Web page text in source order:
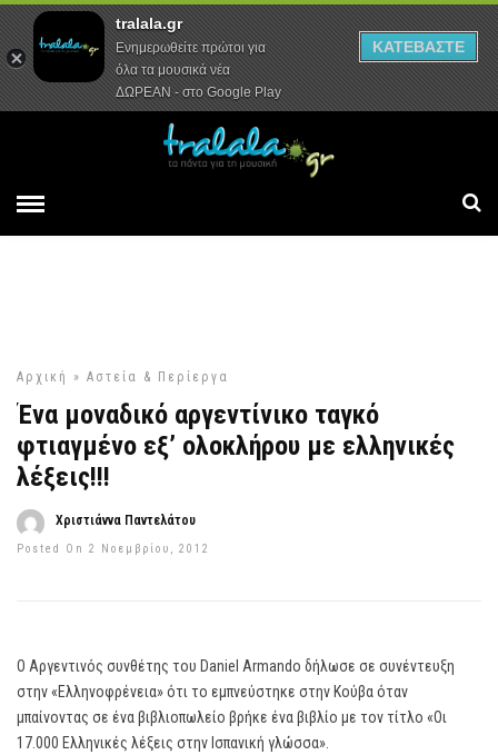
Αρχική Συνεντεύξεις Ρεπορτάζ
Αρχική » Αστεία & Περίεργα
Ένα μοναδικό αργεντίνικο ταγκό
φτιαγμένο εξ’ ολοκλήρου με ελληνικές
λέξεις!!!
Χριστιάννα Παντελάτου
Posted On 2 Νοεμβρίου, 2012
Ο Αργεντινός συνθέτης του Daniel Armando δήλωσε σε συνέντευξη
στην «Ελληνοφρένεια» ότι το εμπνεύστηκε στην Κούβα όταν
μπαίνοντας σε ένα βιβλιοπωλείο βρήκε ένα βιβλίο με τον τίτλο «Οι
17.000 Ελληνικές λέξεις στην Ισπανική γλώσσα».
tralala.gr
Ενημερωθείτε πρώτοι για
όλα τα μουσικά νέα
ΔΩΡΕΑΝ - στο Google Play
ΚΑΤΕΒΑΣΤΕ